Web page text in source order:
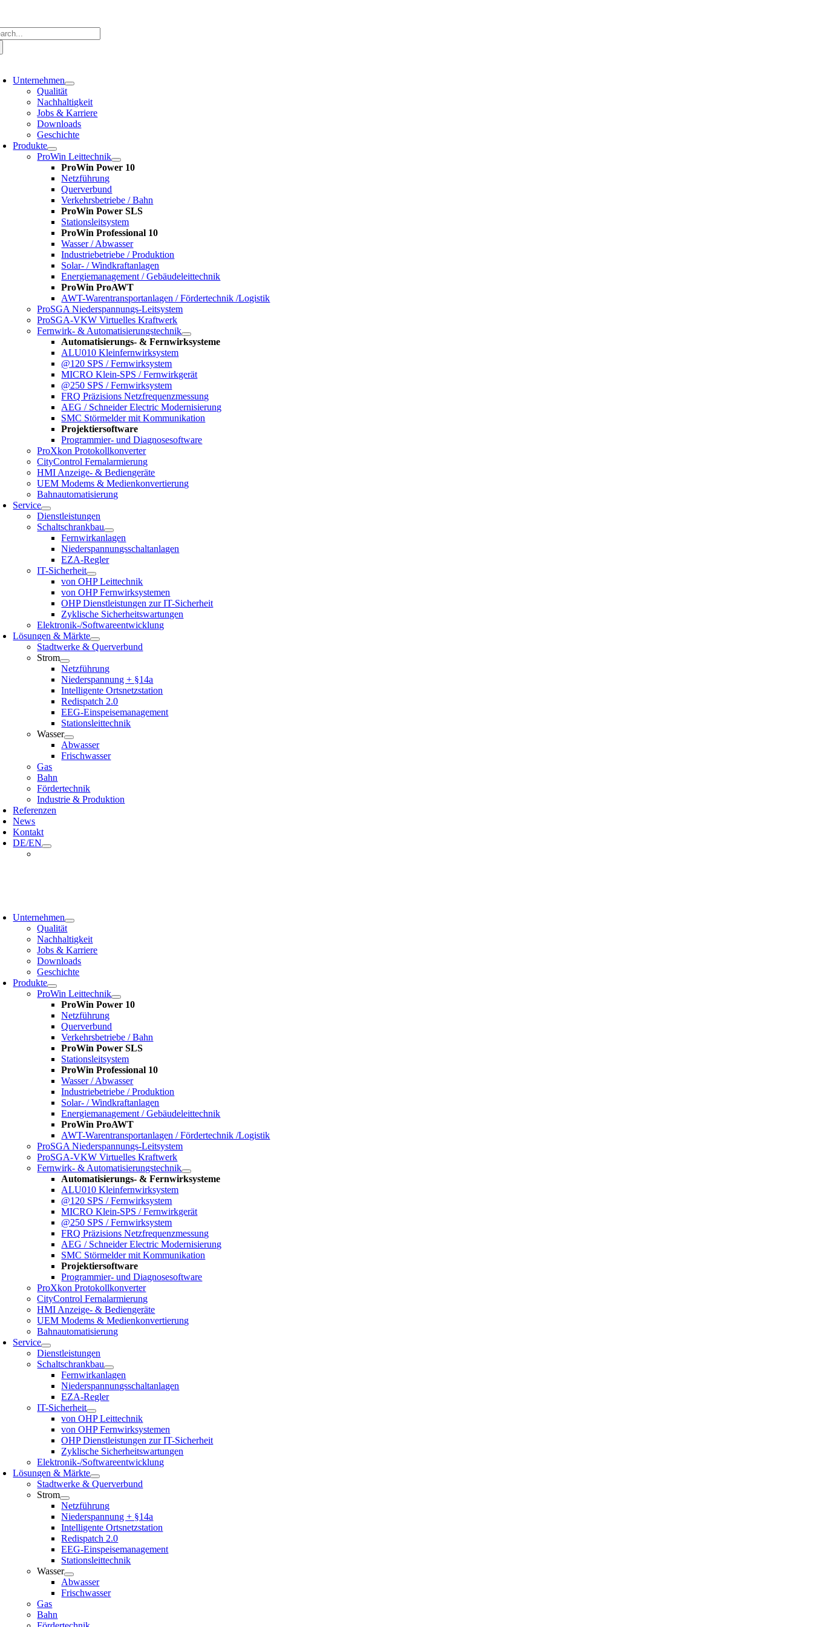
springen
Unternehmen
Qualität
Nachhaltigkeit
Jobs & Karriere
Downloads
Geschichte
Produkte
ProWin Leittechnik
ProWin Power 10
Netzführung
Querverbund
Verkehrsbetriebe / Bahn
ProWin Power SLS
Stationsleitsystem
ProWin Professional 10
Wasser / Abwasser
Industriebetriebe / Produktion
Solar- / Windkraftanlagen
Energiemanagement / Gebäudeleittechnik
ProWin ProAWT
AWT-Warentransportanlagen / Fördertechnik /Logistik
ProSGA Niederspannungs-Leitsystem
ProSGA-VKW Virtuelles Kraftwerk
Fernwirk- & Automatisierungstechnik
Automatisierungs- & Fernwirksysteme
ALU010 Kleinfernwirksystem
@120 SPS / Fernwirksystem
MICRO Klein-SPS / Fernwirkgerät
@250 SPS / Fernwirksystem
FRQ Präzisions Netzfrequenzmessung
AEG / Schneider Electric Modernisierung
SMC Störmelder mit Kommunikation
Projektiersoftware
Programmier- und Diagnosesoftware
ProXkon Protokollkonverter
CityControl Fernalarmierung
HMI Anzeige- & Bediengeräte
UEM Modems & Medienkonvertierung
Bahnautomatisierung
Service
Dienstleistungen
Schaltschrankbau
Fernwirkanlagen
Niederspannungsschaltanlagen
EZA-Regler
IT-Sicherheit
von OHP Leittechnik
von OHP Fernwirksystemen
OHP Dienstleistungen zur IT-Sicherheit
Zyklische Sicherheitswartungen
Elektronik-/Softwareentwicklung
Lösungen & Märkte
Stadtwerke & Querverbund
Strom
Netzführung
Niederspannung + §14a
Intelligente Ortsnetzstation
Redispatch 2.0
EEG-Einspeisemanagement
Stationsleittechnik
Wasser
Abwasser
Frischwasser
Gas
Bahn
Fördertechnik
Industrie & Produktion
Referenzen
News
Kontakt
DE/EN
Unternehmen
Qualität
Nachhaltigkeit
Jobs & Karriere
Downloads
Geschichte
Produkte
ProWin Leittechnik
ProWin Power 10
Netzführung
Querverbund
Verkehrsbetriebe / Bahn
ProWin Power SLS
Stationsleitsystem
ProWin Professional 10
Wasser / Abwasser
Industriebetriebe / Produktion
Solar- / Windkraftanlagen
Energiemanagement / Gebäudeleittechnik
ProWin ProAWT
AWT-Warentransportanlagen / Fördertechnik /Logistik
ProSGA Niederspannungs-Leitsystem
ProSGA-VKW Virtuelles Kraftwerk
Fernwirk- & Automatisierungstechnik
Automatisierungs- & Fernwirksysteme
ALU010 Kleinfernwirksystem
@120 SPS / Fernwirksystem
MICRO Klein-SPS / Fernwirkgerät
@250 SPS / Fernwirksystem
FRQ Präzisions Netzfrequenzmessung
AEG / Schneider Electric Modernisierung
SMC Störmelder mit Kommunikation
Projektiersoftware
Programmier- und Diagnosesoftware
ProXkon Protokollkonverter
CityControl Fernalarmierung
HMI Anzeige- & Bediengeräte
UEM Modems & Medienkonvertierung
Bahnautomatisierung
Service
Dienstleistungen
Schaltschrankbau
Fernwirkanlagen
Niederspannungsschaltanlagen
EZA-Regler
IT-Sicherheit
von OHP Leittechnik
von OHP Fernwirksystemen
OHP Dienstleistungen zur IT-Sicherheit
Zyklische Sicherheitswartungen
Elektronik-/Softwareentwicklung
Lösungen & Märkte
Stadtwerke & Querverbund
Strom
Netzführung
Niederspannung + §14a
Intelligente Ortsnetzstation
Redispatch 2.0
EEG-Einspeisemanagement
Stationsleittechnik
Wasser
Abwasser
Frischwasser
Gas
Bahn